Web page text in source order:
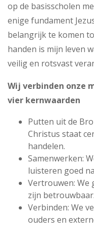
op de basisscholen
enige fundament
belangrijk te komen
handen is mijn leven
veilig en rotsvast
Wij verbinden onze
vier kernwaarden
Putten uit de
Christus staat
handelen.
Samenwerken:
luisteren goed
Vertrouwen: We
zijn betrouwbaar.
Verbinden: We
ouders en